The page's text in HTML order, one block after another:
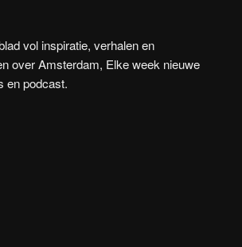
vol inspiratie, verhalen en
over Amsterdam, Elke week nieuwe
en podcast.